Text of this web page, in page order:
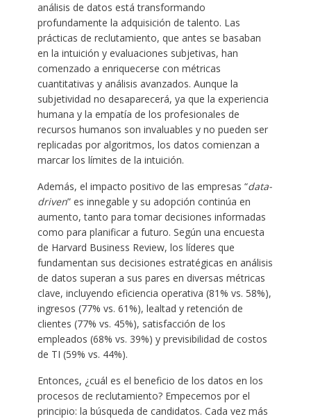
análisis de datos está transformando
profundamente la adquisición de talento. Las
prácticas de reclutamiento, que antes se basaban
en la intuición y evaluaciones subjetivas, han
comenzado a enriquecerse con métricas
cuantitativas y análisis avanzados. Aunque la
subjetividad no desaparecerá, ya que la experiencia
humana y la empatía de los profesionales de
recursos humanos son invaluables y no pueden ser
replicadas por algoritmos, los datos comienzan a
marcar los límites de la intuición.
Además, el impacto positivo de las empresas “data-
driven” es innegable y su adopción continúa en
aumento, tanto para tomar decisiones informadas
como para planificar a futuro. Según una encuesta
de Harvard Business Review, los líderes que
fundamentan sus decisiones estratégicas en análisis
de datos superan a sus pares en diversas métricas
clave, incluyendo eficiencia operativa (81% vs. 58%),
ingresos (77% vs. 61%), lealtad y retención de
clientes (77% vs. 45%), satisfacción de los
empleados (68% vs. 39%) y previsibilidad de costos
de TI (59% vs. 44%).
Entonces, ¿cuál es el beneficio de los datos en los
procesos de reclutamiento? Empecemos por el
principio: la búsqueda de candidatos. Cada vez más